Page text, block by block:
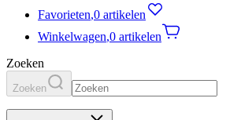
Favorieten,0 artikelen
Winkelwagen,0 artikelen
Zoeken
Zoeken